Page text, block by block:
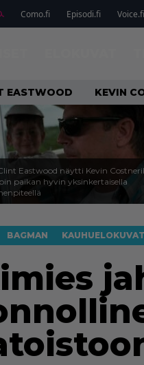
Como.fi Episodi.fi Voice.fi
EASTWOOD KEVIN
Eastwood näytti Kevin
paikan hyvin yksinkertaisella
BAGMAN KAUHUELOKUVAT